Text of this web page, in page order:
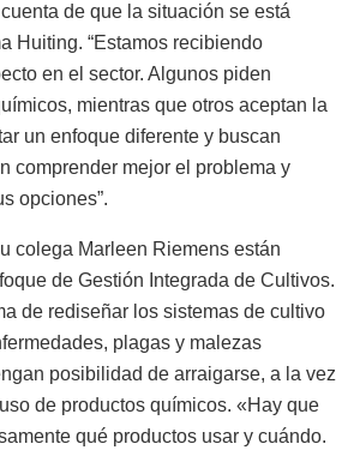
de que la situación se está
Huiting. “Estamos recibiendo
en el sector. Algunos piden
mientras que otros aceptan la
un enfoque diferente y buscan
comprender mejor el problema y
opciones”.
colega Marleen Riemens están
de Gestión Integrada de Cultivos.
de rediseñar los sistemas de cultivo
plagas y malezas
posibilidad de arraigarse, a la vez
de productos químicos. «Hay que
qué productos usar y cuándo.